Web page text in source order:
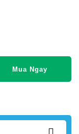
Mua Ngay